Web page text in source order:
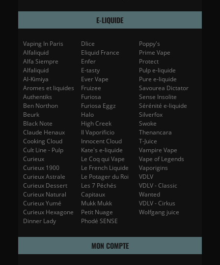
E-LIQUIDE
Vaping In Paris
Alfaliquid
Alfa Siempre
Alfaliquid
Al-Kimiya
Aromes et liquides
Authentiks
Ben Northon
Beurk
Black Note
Claude Henaux
Cooking Cloud
Cult Line - Pulp
Curieux
Curieux 1900
Curieux Astrale
Curieux Dessert
Curieux Natural
Curieux Yumé
Curieux Hexagone
Dinner Lady
Dlice
Eliquid France
Enfer
E-tasty
Ever Vape
Fruizee
Furiosa
Furiosa Eggz
Halo
High Creek
Il Vaporificio
Innocent Cloud
Kate's e-liquide
Le Coq qui Vape
Le French Liquide
Le Potager du Roi
Les 7 Péchés
Capitaux
Mukk Mukk
Petit Nuage
Phodé SENSE
Poppy's
Prime Vape
Protect
Pulp e-liquide
Pure e-liquide
Savourea Dictator
Sense Insolite
Sérénité e-liquide
Silverfox
Swoke
Thenancara
T-Juice
Vampire Vape
Vape of Legends
Vaporigins
VDLV
VDLV - Classic
Wanted
VDLV - Cirkus
Wolfgang juice
MON COMPTE